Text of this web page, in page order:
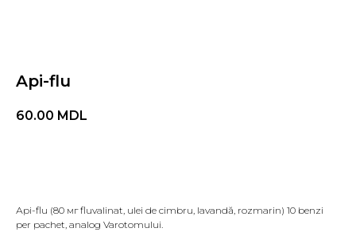
Api-flu
60.00 MDL
Аpi-flu (80 мг fluvalinat, ulei de cimbru, lavandă, rozmarin) 10 benzi
per pachet, analog Varotomului.